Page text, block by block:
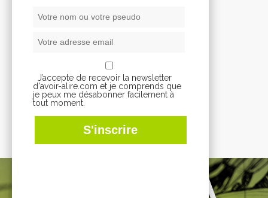
J’accepte de recevoir la newsletter
d'avoir-alire.com et je comprends que
je peux me désabonner facilement à
tout moment.